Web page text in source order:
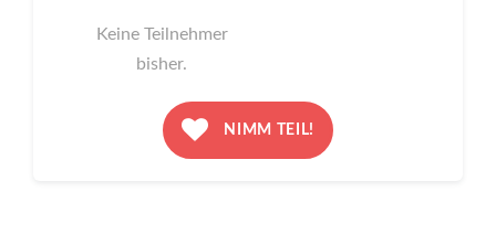
Keine Teilnehmer
bisher.
NIMM TEIL!